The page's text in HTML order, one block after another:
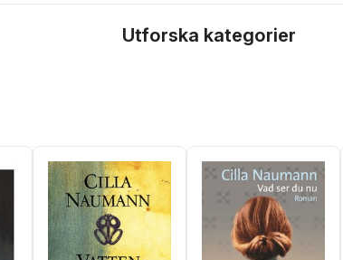
Utforska kategorier